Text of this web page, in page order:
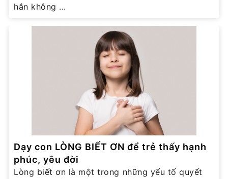
hắn không ...
Dạy con LÒNG BIẾT ƠN để trẻ thấy hạnh
phúc, yêu đời
Lòng biết ơn là một trong những yếu tố quyết